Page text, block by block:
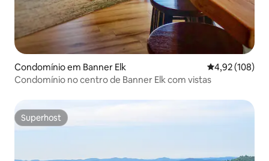
Condomínio em Banner Elk Classificação
4,92 (108)
Condomínio no centro de Banner Elk com vistas
Superhost
Superhost